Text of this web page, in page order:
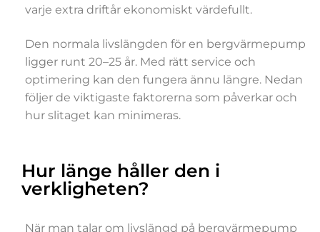
varje extra driftår ekonomiskt värdefullt.
Den normala livslängden för en bergvärmepump
ligger runt 20–25 år. Med rätt service och
optimering kan den fungera ännu längre. Nedan
följer de viktigaste faktorerna som påverkar och
hur slitaget kan minimeras.
Hur länge håller den i
verkligheten?
När man talar om livslängd på bergvärmepump